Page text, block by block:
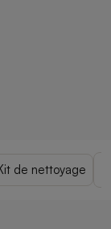
de nettoyage